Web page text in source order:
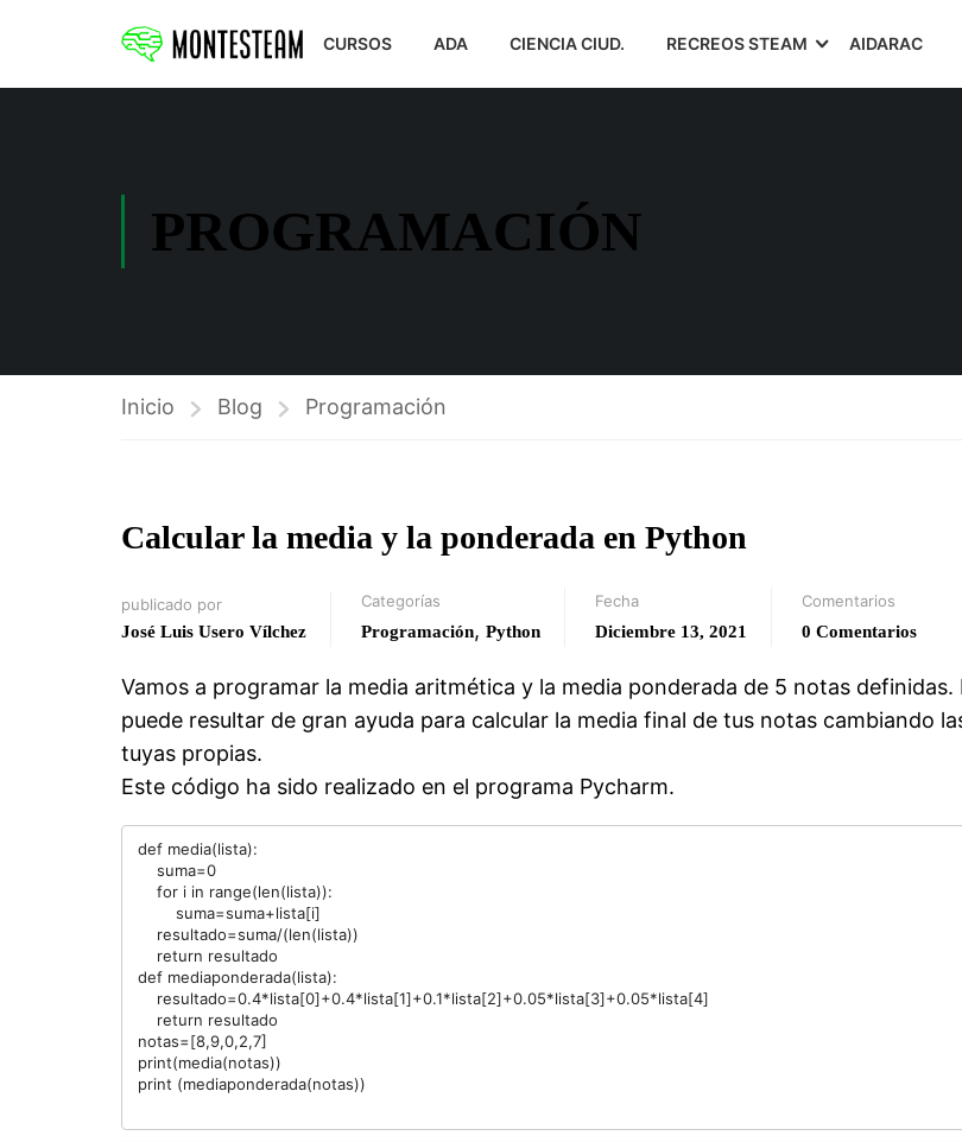
CURSOS ADA CIENCIA CIUD. RECREOS STEAM AIDARAC
PROGRAMACIÓN
Inicio Blog Programación
Calcular la media y la ponderada en Python
publicado por
José Luis Usero Vílchez
Categorías
Programación, Python
Fecha
Diciembre 13, 2021
Comentarios
0 Comentarios
Vamos a programar la media aritmética y la media ponderada de 5 notas definidas.
puede resultar de gran ayuda para calcular la media final de tus notas cambiando
tuyas propias.
Este código ha sido realizado en el programa Pycharm.
def media(lista):
def mediaponderada(lista):
notas=[8,9,0,2,7]
print(media(notas))
print (mediaponderada(notas))